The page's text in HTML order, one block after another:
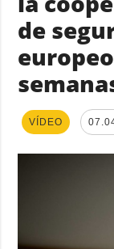
de
VÍDEO